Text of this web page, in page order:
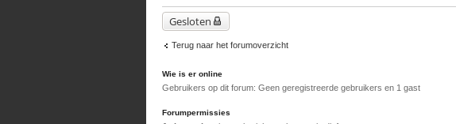
Gesloten
Terug naar het forumoverzicht
Wie is er online
Gebruikers op dit forum: Geen geregistreerde gebruikers en 1 gast
Forumpermissies